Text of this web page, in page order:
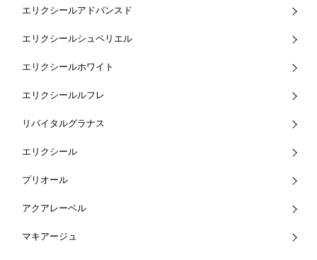
エリクシールアドバンスド
エリクシールシュペリエル
エリクシールホワイト
エリクシールルフレ
リバイタルグラナス
エリクシール
プリオール
アクアレーベル
マキアージュ